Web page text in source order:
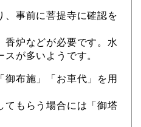
、事前に菩提寺に確認を
香炉などが必要です。水
が多いようです。
御布施」「お車代」を用
てもらう場合には「御塔